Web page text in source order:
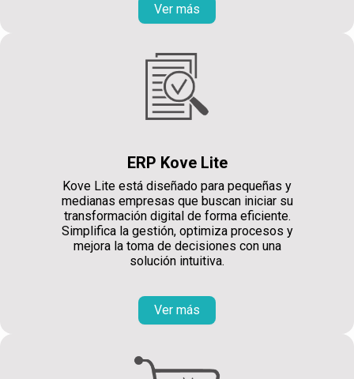
Ver más
ERP Kove Lite
Kove Lite está diseñado para pequeñas y
medianas empresas que buscan iniciar su
transformación digital de forma eficiente.
Simplifica la gestión, optimiza procesos y
mejora la toma de decisiones con una
solución intuitiva.
Ver más